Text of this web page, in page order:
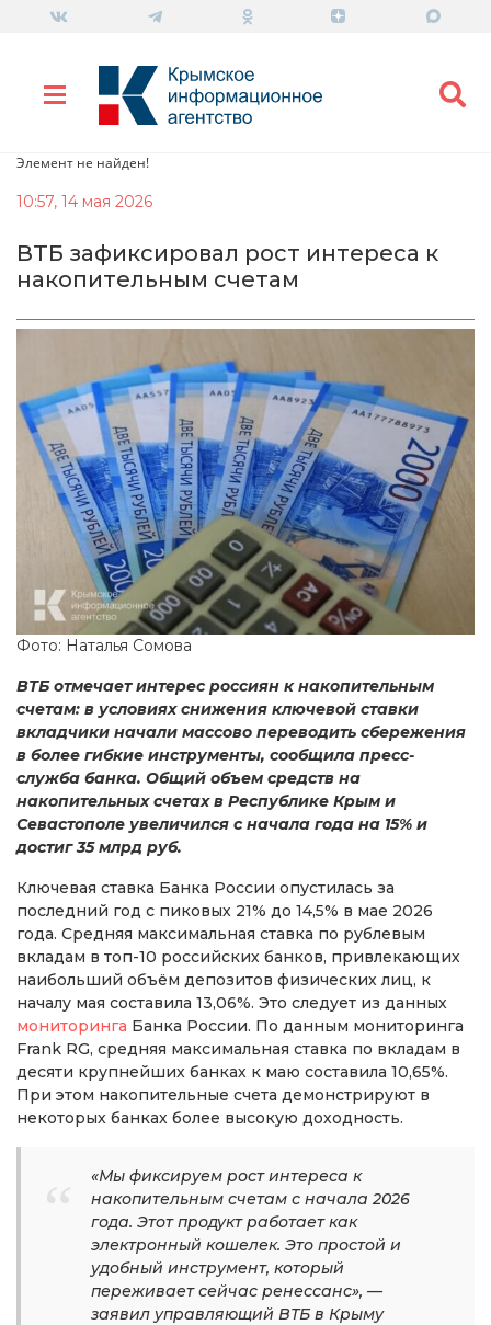
Элемент не найден!
10:57, 14 мая 2026
ВТБ зафиксировал рост интереса к
накопительным счетам
Фото: Наталья Сомова
ВТБ отмечает интерес россиян к накопительным
счетам: в условиях снижения ключевой ставки
вкладчики начали массово переводить сбережения
в более гибкие инструменты, сообщила пресс-
служба банка. Общий объем средств на
накопительных счетах в Республике Крым и
Севастополе увеличился с начала года на 15% и
достиг 35 млрд руб.
Ключевая ставка Банка России опустилась за
последний год с пиковых 21% до 14,5% в мае 2026
года. Средняя максимальная ставка по рублевым
вкладам в топ-10 российских банков, привлекающих
наибольший объём депозитов физических лиц, к
началу мая составила 13,06%. Это следует из данных
мониторинга Банка России. По данным мониторинга
Frank RG, средняя максимальная ставка по вкладам в
десяти крупнейших банках к маю составила 10,65%.
При этом накопительные счета демонстрируют в
некоторых банках более высокую доходность.
«Мы фиксируем рост интереса к
накопительным счетам с начала 2026
года. Этот продукт работает как
электронный кошелек. Это простой и
удобный инструмент, который
переживает сейчас ренессанс», —
заявил управляющий ВТБ в Крыму